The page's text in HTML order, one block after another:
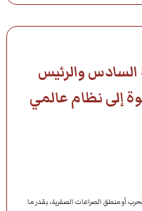
والرئيس
إلى نظام عالمي
أو منطق الصراعات الصفرية، بقدر ما